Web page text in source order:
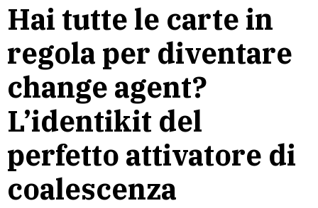
Hai tutte le carte in
regola per diventare
change agent?
L’identikit del
perfetto attivatore di
coalescenza